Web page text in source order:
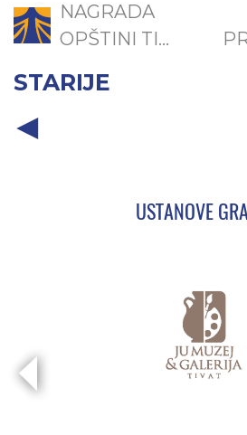
NAGRADA
OPŠTINI TI...
STARIJE
USTANOVE